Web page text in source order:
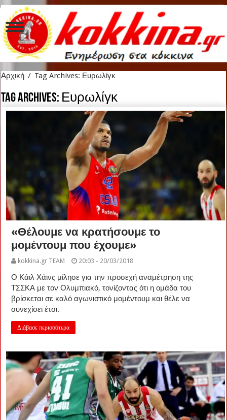
Αρχική / Tag Archives: Ευρωλίγκ
Tag Archives: Ευρωλίγκ
«Θέλουμε να κρατήσουμε το
μομέντουμ που έχουμε»
kokkina.gr TEAM 20:03 - 20/03/2018
Ο Κάιλ Χάινς μίλησε για την προσεχή αναμέτρηση της
ΤΣΣΚΑ με τον Ολυμπιακό, τονίζοντας ότι η ομάδα του
βρίσκεται σε καλό αγωνιστικό μομέντουμ και θέλε να
συνεχίσει έτσι.
Διάβασε περισσότερα